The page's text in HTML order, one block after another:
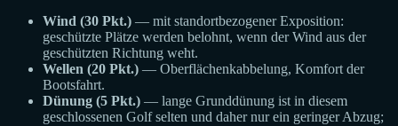
Wind (30 Pkt.) — mit standortbezogener Exposition:
geschützte Plätze werden belohnt, wenn der Wind aus der
geschützten Richtung weht.
Wellen (20 Pkt.) — Oberflächenkabbelung, Komfort der
Bootsfahrt.
Dünung (5 Pkt.) — lange Grunddünung ist in diesem
geschlossenen Golf selten und daher nur ein geringer Abzug;